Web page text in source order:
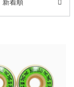
ミュ